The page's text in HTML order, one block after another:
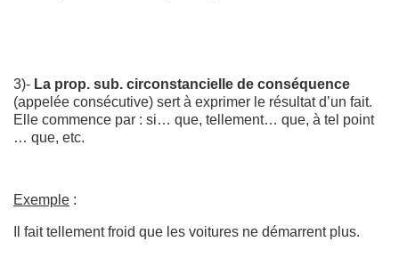
3)- La prop. sub. circonstancielle de conséquence
(appelée consécutive) sert à exprimer le résultat d’un fait.
Elle commence par : si… que, tellement… que, à tel point
… que, etc.
Exemple :
Il fait tellement froid que les voitures ne démarrent plus.